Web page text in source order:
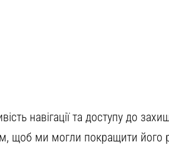
навігації та доступу до
щоб ми могли покращити його